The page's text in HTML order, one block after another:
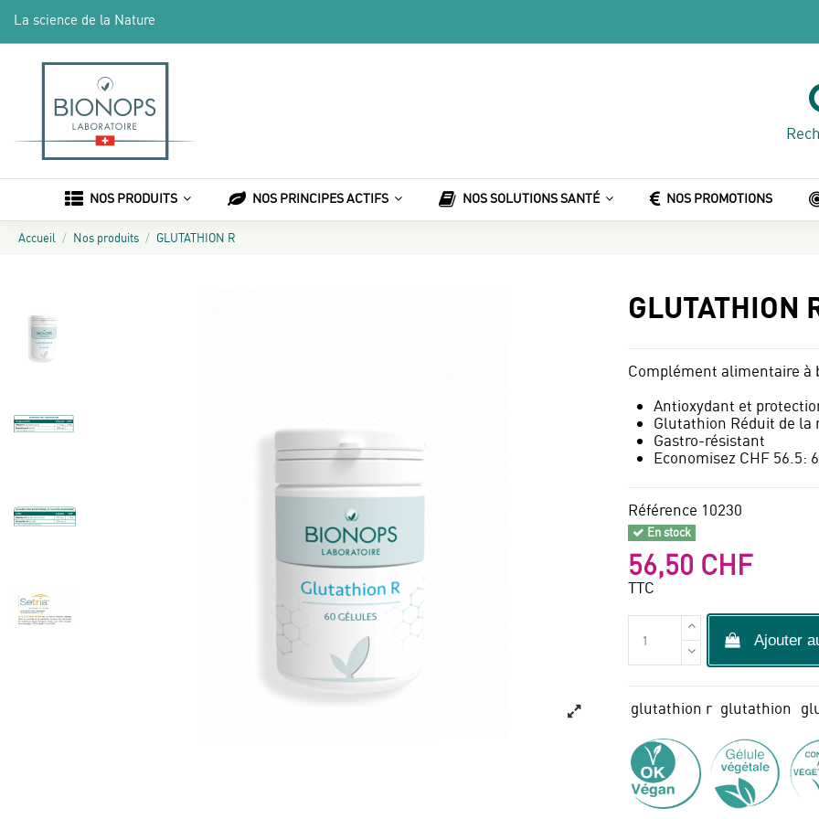
La science de la Nature
NOS PRODUITS NOS PRINCIPES ACTIFS NOS SOLUTIONS SANTÉ NOS PROMOTIONS
Accueil Nos produits GLUTATHION R
GLUTATHION
Complément alimentaire à
Antioxydant et
Glutathion Réduit de la
Gastro-résistant
Economisez CHF 56.5:
Référence 10230
En stock
56,50 CHF
TTC
Ajouter
glutathion r glutathion